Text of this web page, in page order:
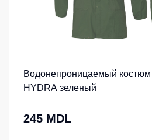
Водонепроницаемый
HYDRA зеленый
245 MDL